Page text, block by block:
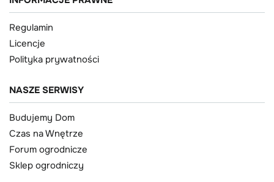
Regulamin
Licencje
Polityka prywatności
NASZE SERWISY
Budujemy Dom
Czas na Wnętrze
Forum ogrodnicze
Sklep ogrodniczy